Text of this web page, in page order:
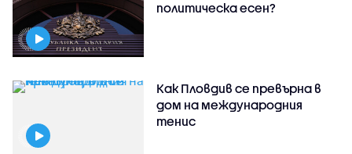
политическа есен?
Как Пловдив се превърна в
дом на международния
тенис